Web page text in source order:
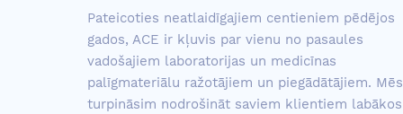
Pateicoties neatlaidīgajiem centieniem pēdējos
gados, ACE ir kļuvis par vienu no pasaules
vadošajiem laboratorijas un medicīnas
palīgmateriālu ražotājiem un piegādātājiem. Mēs
turpināsim nodrošināt saviem klientiem labākos